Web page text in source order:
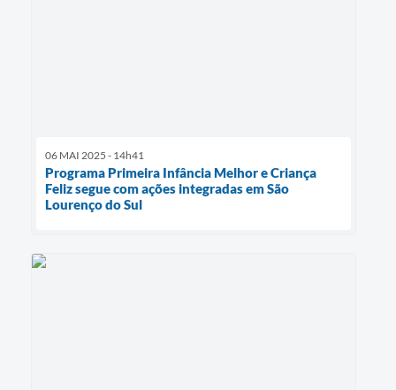
06 MAI 2025 - 14h41
Programa Primeira Infância Melhor e Criança
Feliz segue com ações integradas em São
Lourenço do Sul